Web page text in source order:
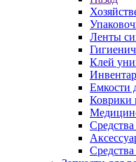
Ленты
Клей
Емкости
Коврики